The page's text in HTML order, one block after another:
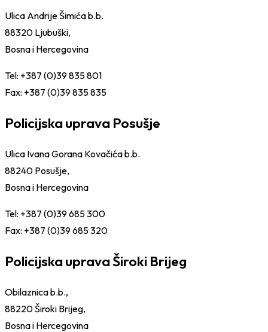
Ulica Andrije Šimića b.b.
88320 Ljubuški,
Bosna i Hercegovina
Tel: +387 (0)39 835 801
Fax: +387 (0)39 835 835
Policijska uprava Posušje
Ulica Ivana Gorana Kovačića b.b.
88240 Posušje,
Bosna i Hercegovina
Tel: +387 (0)39 685 300
Fax: +387 (0)39 685 320
Policijska uprava Široki Brijeg
Obilaznica b.b.,
88220 Široki Brijeg,
Bosna i Hercegovina